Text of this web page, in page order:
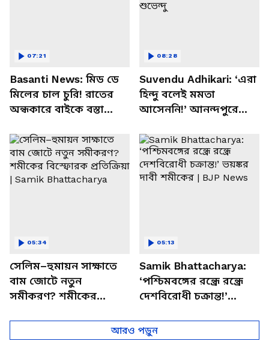
Basanti News: মিড ডে
মিলের চাল চুরি! রাতের
অন্ধকারে বাইকে বস্তা
চত্বরে তাণ্ডব
07:21
Suvendu Adhikari: ‘এরা
হিন্দু বলেই মমতা
আসেননি!’ আনন্দপুরে
খোলসা করলেন শুভেন্দু
08:28
সেলিম–হুমায়ন সাক্ষাতে
বাম জোটে নতুন
সমীকরণ? শমীকের
Samik Bhattacharya
05:34
Samik Bhattacharya:
‘পশ্চিমবঙ্গের রন্ধ্রে রন্ধ্রে
দেশবিরোধী চক্রান্ত!’
BJP News
05:13
আরও পড়ুন